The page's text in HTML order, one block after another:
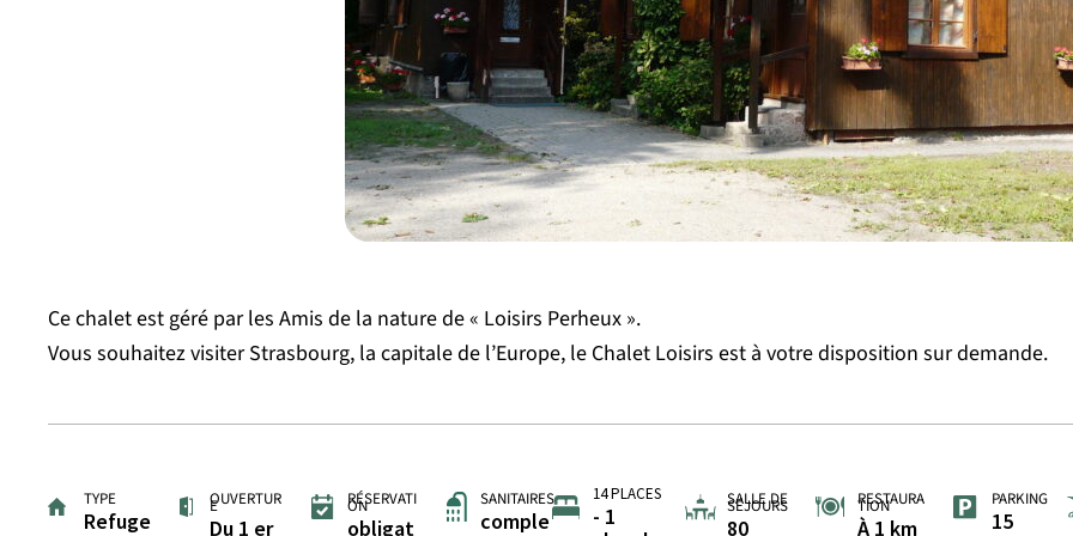
Ce chalet est géré par les Amis de la nature de « Loisirs Perheux ».
Vous souhaitez visiter Strasbourg, la capitale de l’Europe, le Chalet Loisirs est à votre disposition sur demande.
TYPE
Refuge
OUVERTUR
E
Du 1 er
RÉSERVATI
ON
obligat
SANITAIRES
comple
14 PLACES
- 1
SALLE DE
SÉJOURS
80
RESTAURA
TION
À 1 km
PARKING
15